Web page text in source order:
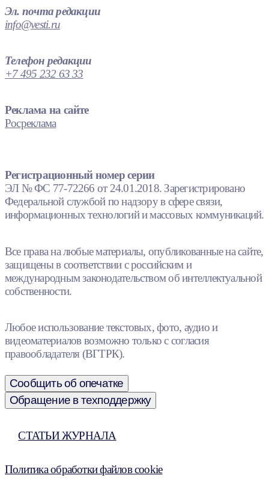
Эл. почта редакции
info@vesti.ru
Телефон редакции
+7 495 232 63 33
Реклама на сайте
Росреклама
Регистрационный номер серии
ЭЛ № ФС 77-72266 от 24.01.2018. Зарегистрировано
Федеральной службой по надзору в сфере связи,
информационных технологий и массовых коммуникаций.
Все права на любые материалы, опубликованные на сайте,
защищены в соответствии с российским и
международным законодательством об интеллектуальной
собственности.
Любое использование текстовых, фото, аудио и
видеоматериалов возможно только с согласия
правообладателя (ВГТРК).
Сообщить об опечатке
Обращение в техподдержку
СТАТЬИ ЖУРНАЛА
Политика обработки файлов cookie